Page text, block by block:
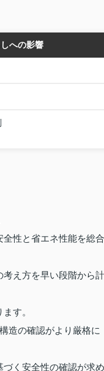
への影響
性と省エネ性能を総合
え方を早い段階から計
す。
造の確認がより厳格に
く安全性の確認が求め